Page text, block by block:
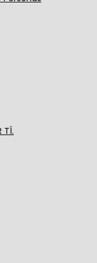
TÍ.